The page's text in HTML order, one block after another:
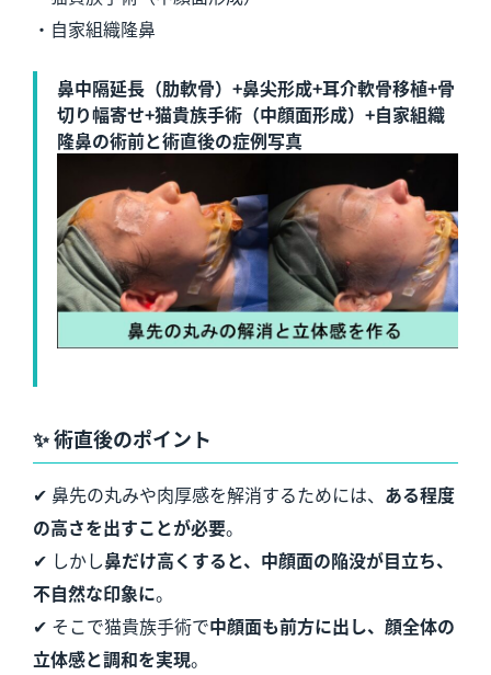
・自家組織隆鼻
鼻中隔延長（肋軟骨）+鼻尖形成+耳介軟骨移植+骨
切り幅寄せ+猫貴族手術（中顔面形成）+自家組織
隆鼻の術前と術直後の症例写真
✨術直後のポイント
✔ 鼻先の丸みや肉厚感を解消するためには、 ある程度
の高さを出すことが必要。
✔ しかし鼻だけ高くすると、中顔面の陥没が目立ち、
不自然な印象に。
✔ そこで猫貴族手術で中顔面も前方に出し、顔全体の
立体感と調和を実現。